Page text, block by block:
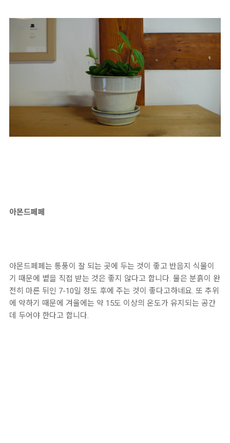
아몬드페페
아몬드페페는 통풍이 잘 되는 곳에 두는 것이 좋고 반음지 식물이
기 때문에 볕을 직접 받는 것은 좋지 않다고 합니다. 물은 분흙이 완
전히 마른 뒤인 7-10일 정도 후에 주는 것이 좋다고하네요. 또 추위
에 약하기 때문에 겨울에는 약 15도 이상의 온도가 유지되는 공간
데 두어야 한다고 합니다.